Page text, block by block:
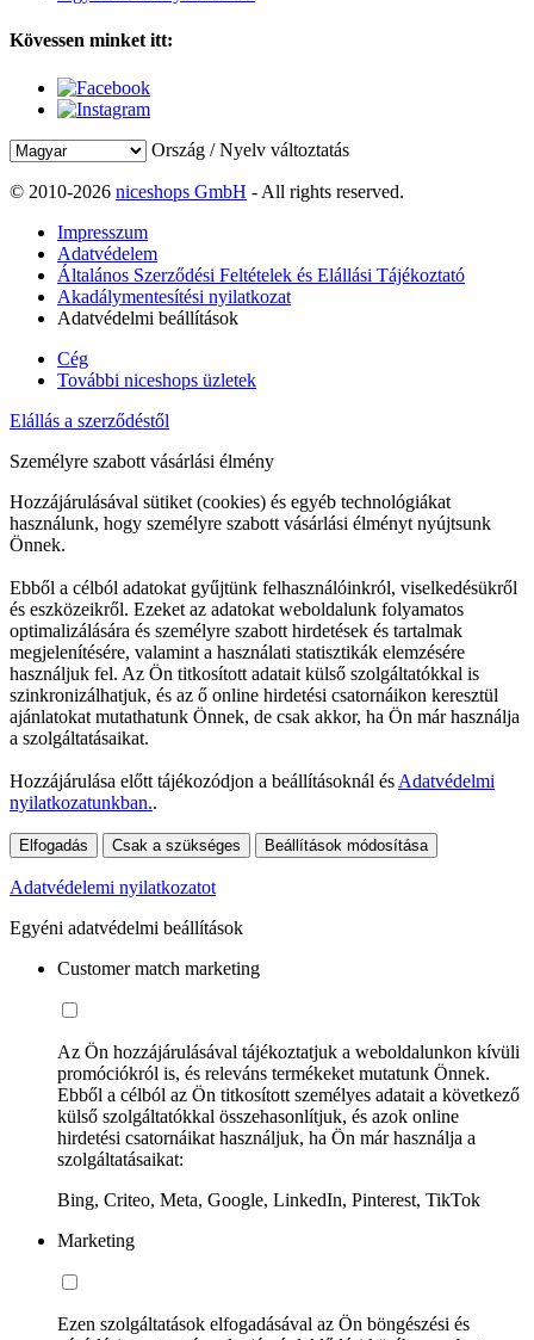
Kövessen minket itt:
Ország / Nyelv változtatás
© 2010-2026 niceshops GmbH - All rights reserved.
Impresszum
Adatvédelem
Általános Szerződési Feltételek és Elállási Tájékoztató
Akadálymentesítési nyilatkozat
Adatvédelmi beállítások
Cég
További niceshops üzletek
Elállás a szerződéstől
Személyre szabott vásárlási élmény
Hozzájárulásával sütiket (cookies) és egyéb technológiákat
használunk, hogy személyre szabott vásárlási élményt nyújtsunk
Önnek.
Ebből a célból adatokat gyűjtünk felhasználóinkról, viselkedésükről
és eszközeikről. Ezeket az adatokat weboldalunk folyamatos
optimalizálására és személyre szabott hirdetések és tartalmak
megjelenítésére, valamint a használati statisztikák elemzésére
használjuk fel. Az Ön titkosított adatait külső szolgáltatókkal is
szinkronizálhatjuk, és az ő online hirdetési csatornáikon keresztül
ajánlatokat mutathatunk Önnek, de csak akkor, ha Ön már használja
a szolgáltatásaikat.
Hozzájárulása előtt tájékozódjon a beállításoknál és Adatvédelmi
nyilatkozatunkban..
Elfogadás Csak a szükséges Beállítások módosítása
Adatvédelemi nyilatkozatot
Egyéni adatvédelmi beállítások
Customer match marketing
Az Ön hozzájárulásával tájékoztatjuk a weboldalunkon kívüli
promóciókról is, és releváns termékeket mutatunk Önnek.
Ebből a célból az Ön titkosított személyes adatait a következő
külső szolgáltatókkal összehasonlítjuk, és azok online
hirdetési csatornáikat használjuk, ha Ön már használja a
szolgáltatásaikat:
Bing, Criteo, Meta, Google, LinkedIn, Pinterest, TikTok
Marketing
Ezen szolgáltatások elfogadásával az Ön böngészési és